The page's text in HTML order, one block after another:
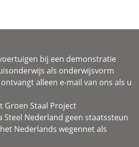
bij een demonstratie
als onderwijsvorm
alleen e-mail van ons als u
Groen Staal Project
Steel Nederland geen staatssteun
Nederlands wegennet als